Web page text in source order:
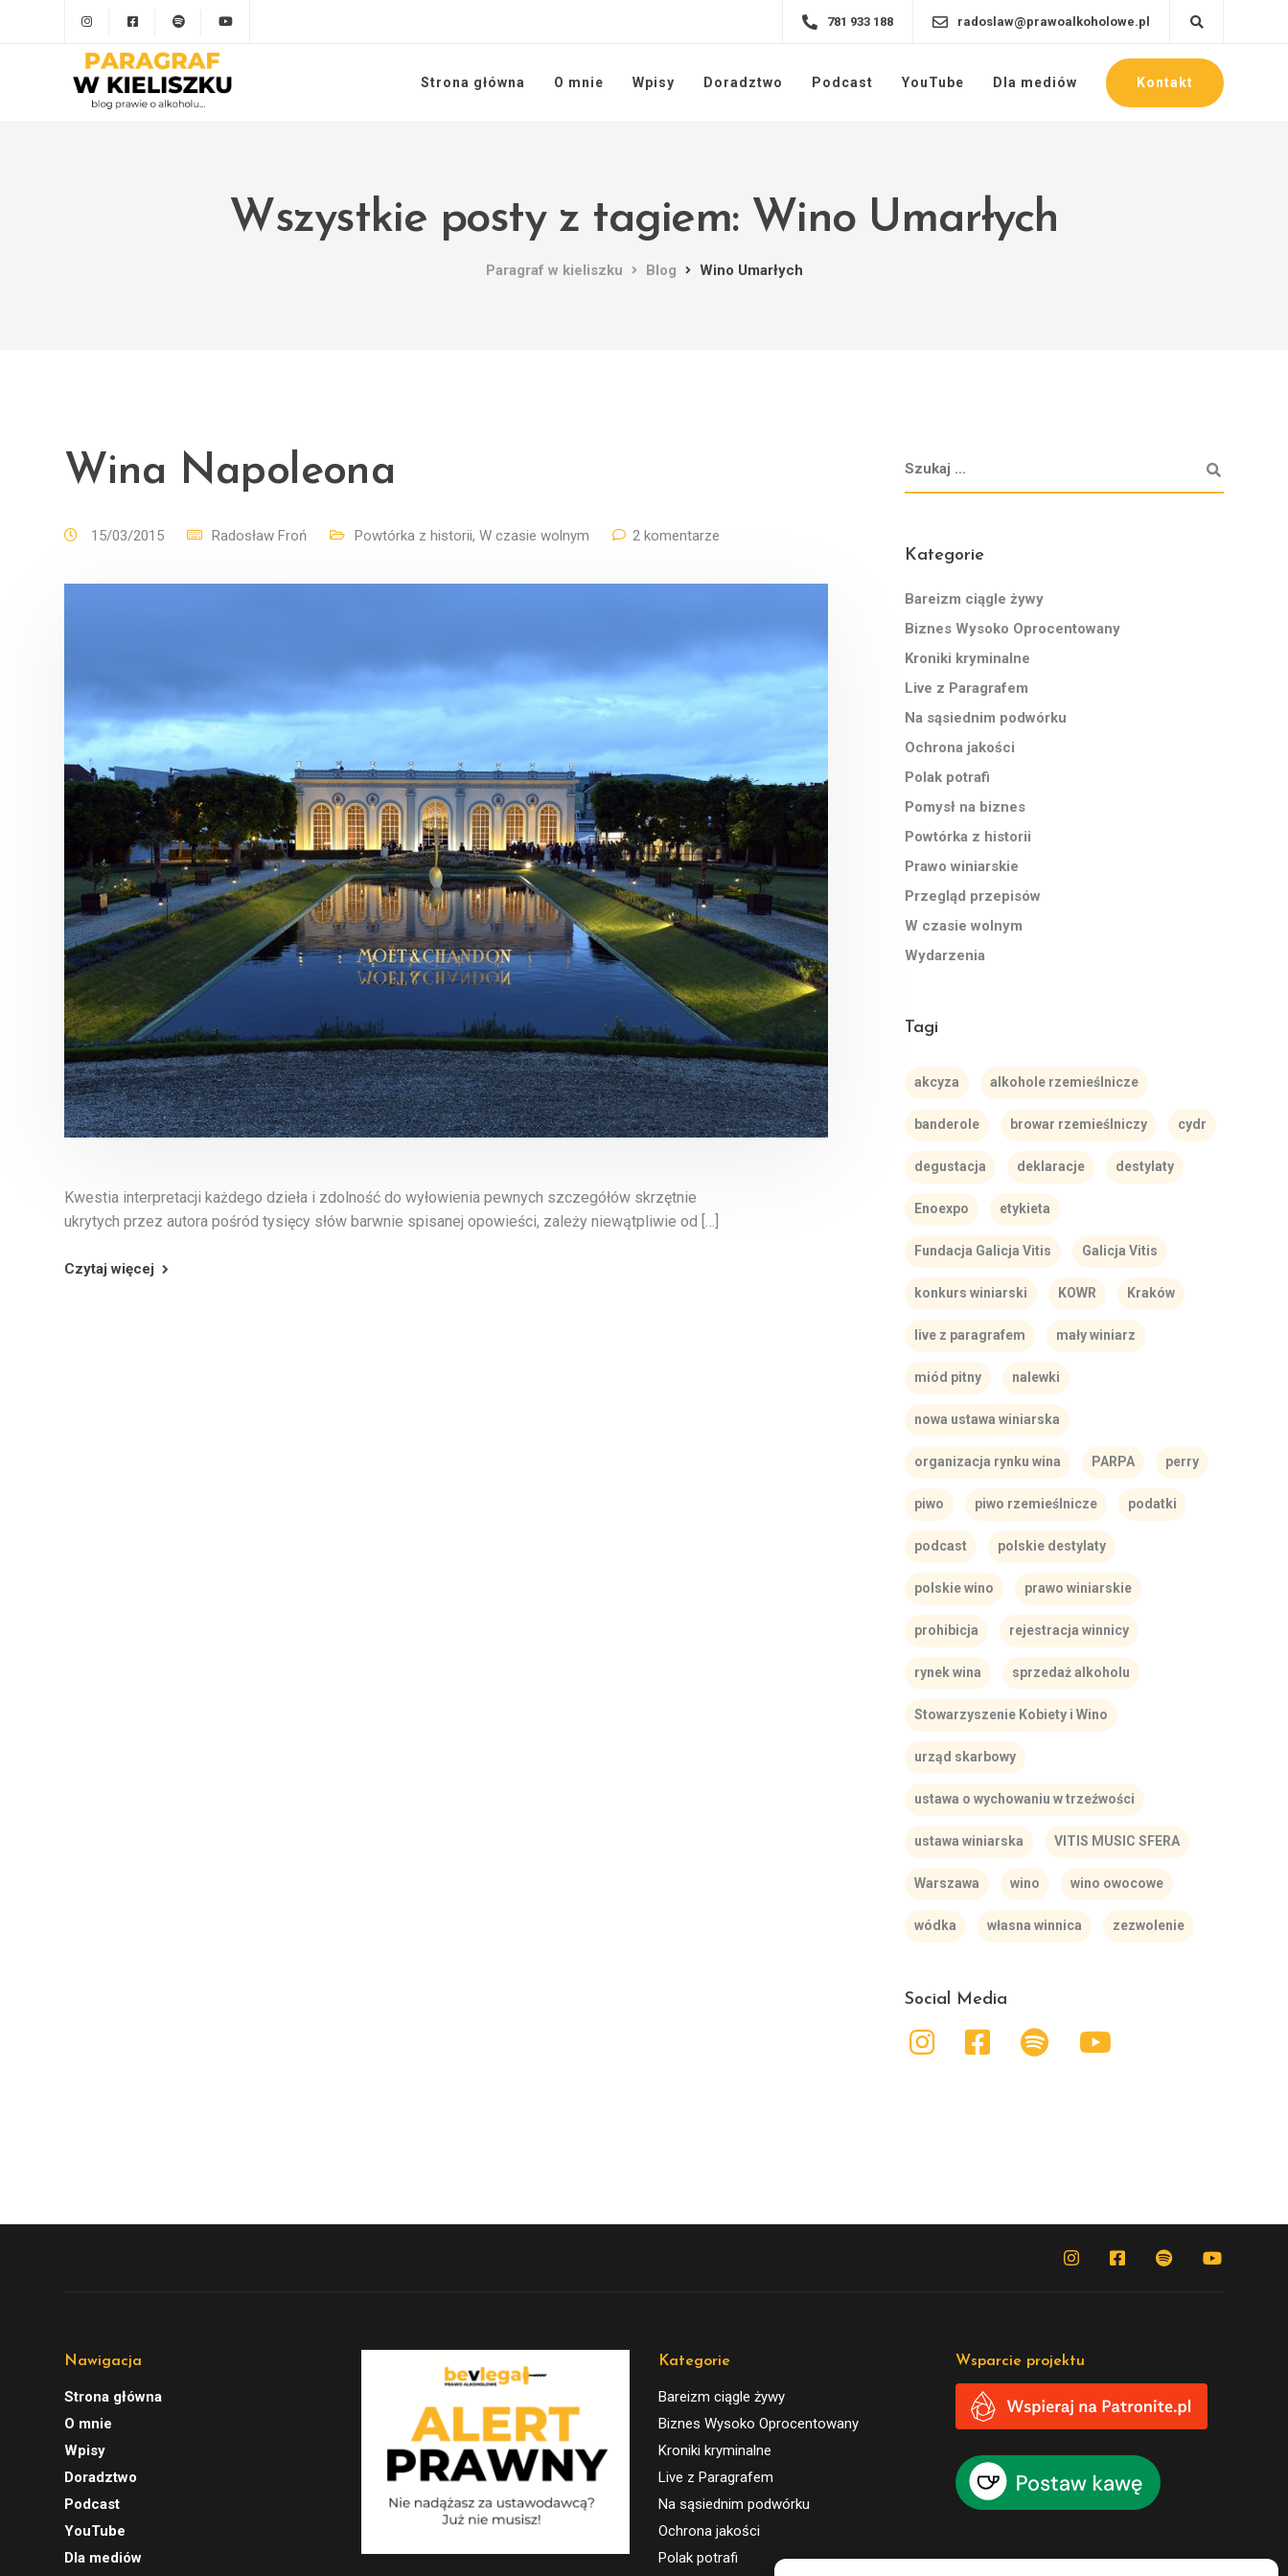
781 933 188 radoslaw@prawoalkoholowe.pl
Strona główna O mnie Wpisy Doradztwo Podcast YouTube Dla mediów Kontakt
Wszystkie posty z tagiem: Wino Umarłych
Paragraf w kieliszku Blog Wino Umarłych
Wina Napoleona
15/03/2015 Radosław Froń Powtórka z historii, W czasie wolnym 2 komentarze
Kwestia interpretacji każdego dzieła i zdolność do wyłowienia pewnych szczegółów skrzętnie
ukrytych przez autora pośród tysięcy słów barwnie spisanej opowieści, zależy niewątpliwie od […]
Czytaj więcej
Kategorie
Bareizm ciągle żywy
Biznes Wysoko Oprocentowany
Kroniki kryminalne
Live z Paragrafem
Na sąsiednim podwórku
Ochrona jakości
Polak potrafi
Pomysł na biznes
Powtórka z historii
Prawo winiarskie
Przegląd przepisów
W czasie wolnym
Wydarzenia
Tagi
akcyza alkohole rzemieślnicze
banderole browar rzemieślniczy cydr
degustacja deklaracje destylaty
Enoexpo etykieta
Fundacja Galicja Vitis Galicja Vitis
konkurs winiarski KOWR Kraków
live z paragrafem mały winiarz
miód pitny nalewki
nowa ustawa winiarska
organizacja rynku wina PARPA perry
piwo piwo rzemieślnicze podatki
podcast polskie destylaty
polskie wino prawo winiarskie
prohibicja rejestracja winnicy
rynek wina sprzedaż alkoholu
Stowarzyszenie Kobiety i Wino
urząd skarbowy
ustawa o wychowaniu w trzeźwości
ustawa winiarska VITIS MUSIC SFERA
Warszawa wino wino owocowe
wódka własna winnica zezwolenie
Social Media
Nawigacja
Strona główna
O mnie
Wpisy
Doradztwo
Podcast
YouTube
Dla mediów
Kategorie
Bareizm ciągle żywy
Biznes Wysoko Oprocentowany
Kroniki kryminalne
Live z Paragrafem
Na sąsiednim podwórku
Ochrona jakości
Polak potrafi
Wsparcie projektu